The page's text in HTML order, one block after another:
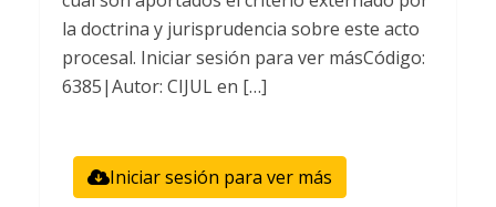
la doctrina y jurisprudencia sobre este acto
procesal. Iniciar sesión para ver másCódigo:
6385|Autor: CIJUL en […]
Iniciar sesión para ver más